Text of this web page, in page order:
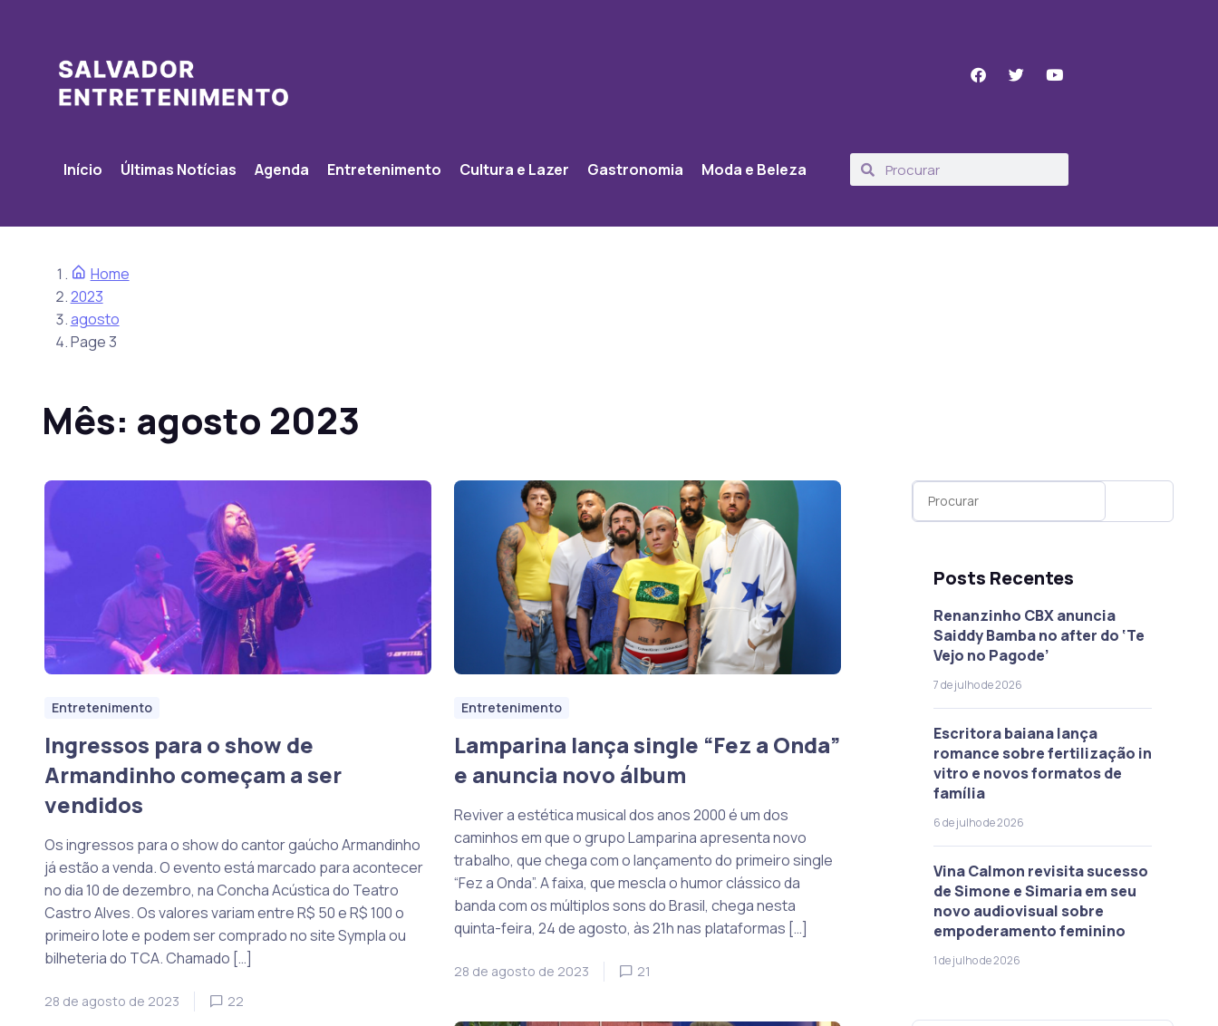
Início Últimas Notícias Agenda Entretenimento Cultura e Lazer Gastronomia Moda e Beleza
Home
2023
agosto
Page 3
Mês: agosto 2023
Entretenimento
Ingressos para o show de
Armandinho começam a ser
vendidos
Os ingressos para o show do cantor gaúcho Armandinho
já estão a venda. O evento está marcado para acontecer
no dia 10 de dezembro, na Concha Acústica do Teatro
Castro Alves. Os valores variam entre R$ 50 e R$ 100 o
primeiro lote e podem ser comprado no site Sympla ou
bilheteria do TCA. Chamado […]
28 de agosto de 2023 22
Entretenimento
Lamparina lança single “Fez a Onda”
e anuncia novo álbum
Reviver a estética musical dos anos 2000 é um dos
caminhos em que o grupo Lamparina apresenta novo
trabalho, que chega com o lançamento do primeiro single
“Fez a Onda”. A faixa, que mescla o humor clássico da
banda com os múltiplos sons do Brasil, chega nesta
quinta-feira, 24 de agosto, às 21h nas plataformas […]
28 de agosto de 2023 21
Posts Recentes
Renanzinho CBX anuncia
Saiddy Bamba no after do ‘Te
Vejo no Pagode’
7 de julho de 2026
Escritora baiana lança
romance sobre fertilização in
vitro e novos formatos de
família
6 de julho de 2026
Vina Calmon revisita sucesso
de Simone e Simaria em seu
novo audiovisual sobre
empoderamento feminino
1 de julho de 2026